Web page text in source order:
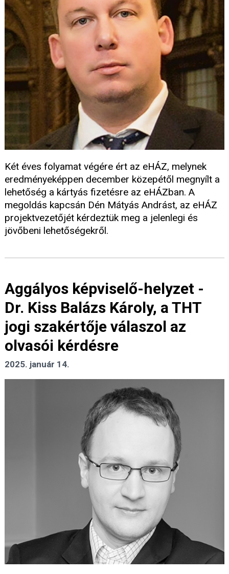
Két éves folyamat végére ért az eHÁZ, melynek
eredményeképpen december közepétől megnyílt a
lehetőség a kártyás fizetésre az eHÁZban. A
megoldás kapcsán Dén Mátyás Andrást, az eHÁZ
projektvezetőjét kérdeztük meg a jelenlegi és
jövőbeni lehetőségekről.
Aggályos képviselő-helyzet -
Dr. Kiss Balázs Károly, a THT
jogi szakértője válaszol az
olvasói kérdésre
2025. január 14.